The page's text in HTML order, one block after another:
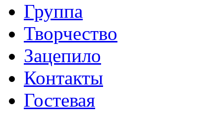
Группа
Творчество
Зацепило
Контакты
Гостевая